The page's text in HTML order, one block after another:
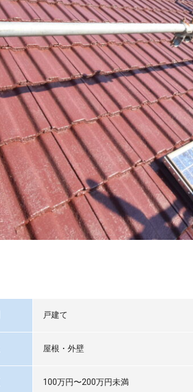
戸建て
屋根・外壁
100万円〜200万円未満